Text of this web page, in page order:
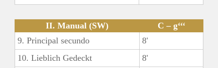
II. Manual (SW)
C – g‘‘‘
9. Principal secundo
8'
10. Lieblich Gedeckt
8'